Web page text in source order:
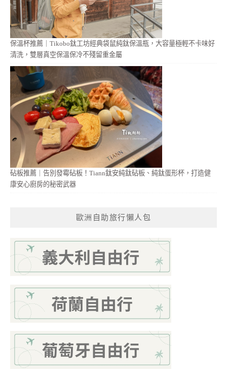
保溫杯推薦｜Tikobo鈦工坊經典袋鼠純鈦保溫瓶，大容量極輕不卡味好
清洗，雙層真空保溫保冷不殘留重金屬
砧板推薦｜告別發霉砧板！Tiann鈦安純鈦砧板、純鈦蛋形杯，打造健
康安心廚房的秘密武器
歐洲自助旅行懶人包